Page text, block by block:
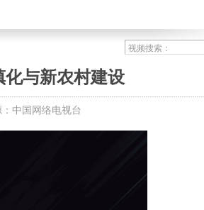
化与新农村建设
：中国网络电视台